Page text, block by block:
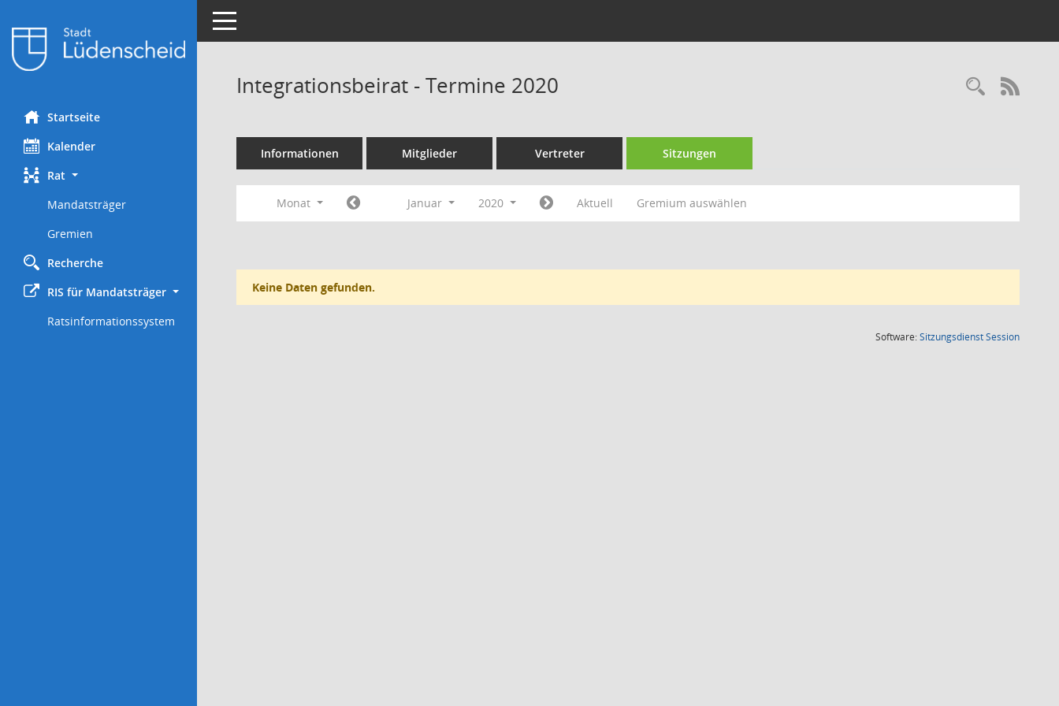
Startseite
Kalender
Rat
Mandatsträger
Gremien
Recherche
RIS für Mandatsträger
Ratsinformationssystem
Toggle navigation
Integrationsbeirat - Termine 2020
Informationen Mitglieder Vertreter Sitzungen
Monat Januar 2020 Aktuell Gremium auswählen
Keine Daten gefunden.
Software:SitzungsdienstSession(Wird in